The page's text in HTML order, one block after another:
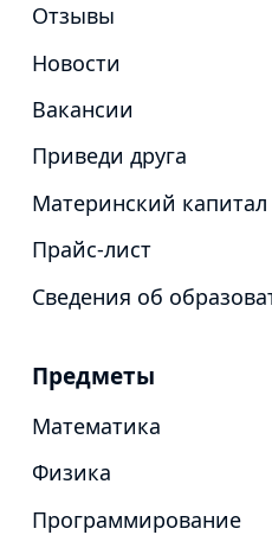
Отзывы
Новости
Вакансии
Приведи друга
Материнский капитал
Прайс-лист
Сведения об
Предметы
Математика
Физика
Программирование